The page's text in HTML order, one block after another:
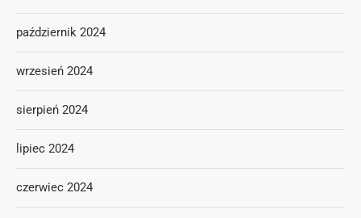
październik 2024
wrzesień 2024
sierpień 2024
lipiec 2024
czerwiec 2024